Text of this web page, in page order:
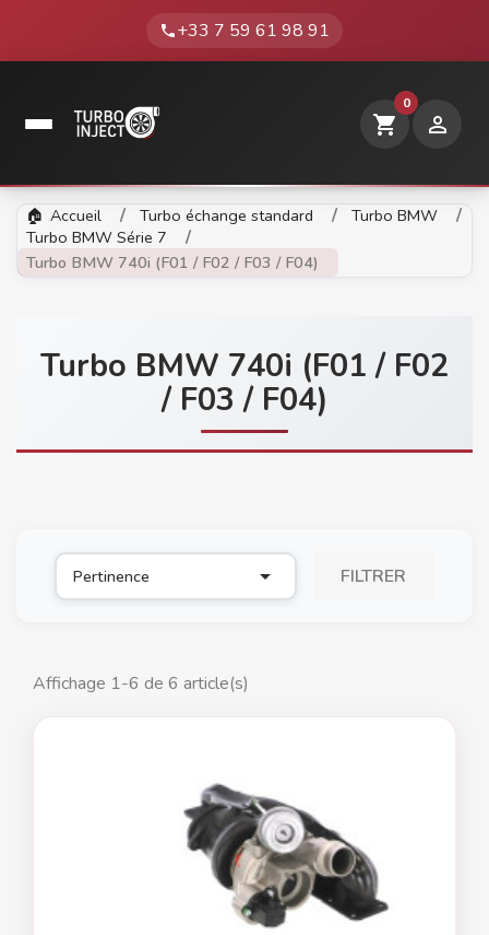
phone+33 7 59 61 98 91
shopping_cart
0

Accueil Turbo échange standard
Turbo BMW
Turbo BMW Série 7
Turbo BMW 740i (F01 / F02 / F03 / F04)
Turbo BMW 740i (F01 / F02
/ F03 / F04)
Pertinence  FILTRER
Affichage 1-6 de 6 article(s)